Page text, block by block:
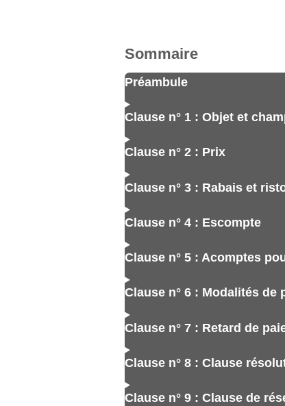
Sommaire
Préambule
Clause n° 1 : Objet et
Clause n° 2 : Prix
Clause n° 3 : Rabais et
Clause n° 4 : Escompte
Clause n° 5 : Acomptes
Clause n° 6 : Modalités de
Clause n° 7 : Retard de
Clause n° 8 : Clause
Clause n° 9 : Clause de